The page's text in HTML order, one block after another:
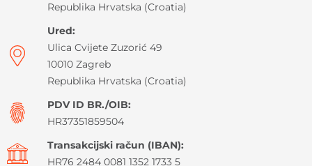
Republika Hrvatska (Croatia)
Ured:
Ulica Cvijete Zuzorić 49
10010 Zagreb
Republika Hrvatska (Croatia)
PDV ID BR./OIB:
HR37351859504
Transakcijski račun (IBAN):
HR76 2484 0081 1352 1733 5